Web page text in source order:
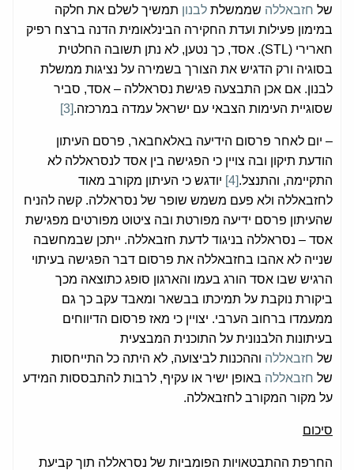
של חזבאללה שממשלת לבנון תמשיך לשלם את חלקה
במימון פעילות ועדת החקירה הבינלאומית הדנה ברצח רפיק
חארירי (STL). אסד, כך נטען, לא נתן תשובה החלטית
בסוגיה ורק הדגיש את הצורך בשמירה על נציגות ממשלת
לבנון. אם אכן התבצעה פגישת נסראללה – אסד, סביר
שסוגיית העימות הצבאי עם ישראל עמדה במרכזה.[3]
– יום לאחר פרסום הידיעה באלאחבאר, פרסם העיתון
הודעת תיקון ובה צויין כי הפגישה בין אסד לנסראללה לא
התקיימה, והתנצל.[4]
יודגש כי העיתון מקורב מאוד
לחזבאללה ולא פעם משמש שופר של נסראללה. קשה להניח
שהעיתון פרסם ידיעה מפורטת ובה ציטוט מפורטים מפגישת
אסד – נסראללה בניגוד לדעת חזבאללה. ייתכן שבמחשבה
שנייה לא אהבו בחזבאללה את פרסום דבר הפגישה בעיתוי
הרגיש שבו אסד הורג בעמו והארגון סופג כתוצאה מכך
ביקורת נוקבת על תמיכתו בבשאר ומאבד עקב כך גם
ממעמדו ברחוב הערבי. יצויין כי מאז פרסום הדיווחים
בעיתונות הלבנונית על התוכנית המבצעית
של חזבאללה וההכנות לביצועה, לא היתה כל התייחסות
של חזבאללה באופן ישיר או עקיף, לרבות להתבססות המידע
על מקור המקורב לחזבאללה.
סיכום
החרפת ההתבטאויות הפומביות של נסראללה תוך קביעת